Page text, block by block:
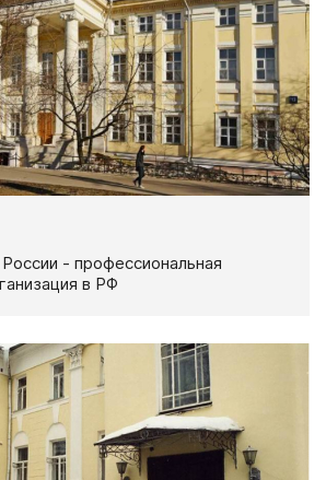
- профессиональная
в РФ